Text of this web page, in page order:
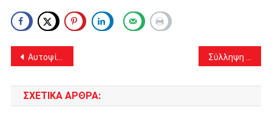
Πλοήγηση
άρθρων
Αυτοψία της Υπουργού Πολιτισμού Λίνας Μενδώνη στα έργα αποκατάστασης των Ανακτόρων στο Τατόι
ΣΧΕΤΙΚΆ ΆΡΘΡΑ: